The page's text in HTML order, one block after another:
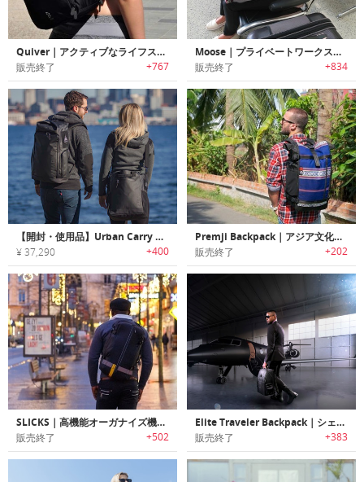
Quiver｜アクティブなライフスタイルに合わせてデザインされた多機能マルチバッグ 「クイバー」
販売終了 +767
Moose｜プライベートワークステーションになるノートPCバッグ「ムース」
販売終了 +834
【開封・使用品】Urban Carry System｜耐久性・オーガナイズ・アクセス性に優れ都市生活に最適なトート・バックパック「アーバンキャリーシステム」
¥ 37,290 +400
Premji Backpack｜アジア文化を伝承する生地を使ったエスニックバックパック「プレムジ」
販売終了 +202
SLICKS｜高機能オーガナイズ機能搭載3WAYトラベルバックパック「スリックス」
販売終了 +502
Elite Traveler Backpack｜シェルフ/ドロワー付きバックパック「エリートトラベルバックパック」
販売終了 +383